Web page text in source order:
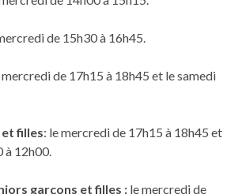
de 15h30 à 16h45.
mercredi de 17h15 à 18h45 et le samedi
filles: le mercredi de 17h15 à 18h45 et
à 12h00.
garçons et filles : le mercredi de